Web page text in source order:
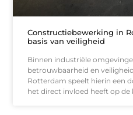
Constructiebewerking in
basis van veiligheid
Binnen industriële
betrouwbaarheid en
Rotterdam speelt hierin een
het direct invloed heeft op de